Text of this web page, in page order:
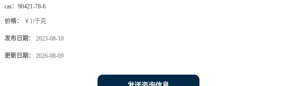
cas： 90421-78-6
价格： ￥1/千克
发布日期： 2023-08-10
更新日期： 2026-08-09